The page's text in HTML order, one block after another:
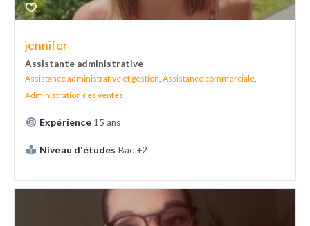
jennifer
Assistante administrative
Assistance administrative et gestion, Assistance commerciale,
Administration des ventes
Expérience 15 ans
Niveau d'études Bac +2